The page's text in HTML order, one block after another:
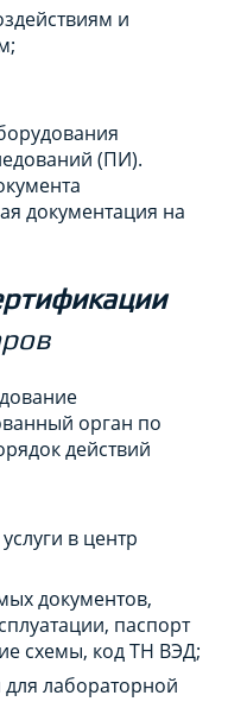
и
(ПИ).
документация на
орган по
действий
в центр
документов,
паспорт
схемы, код ТН ВЭД;
лабораторной